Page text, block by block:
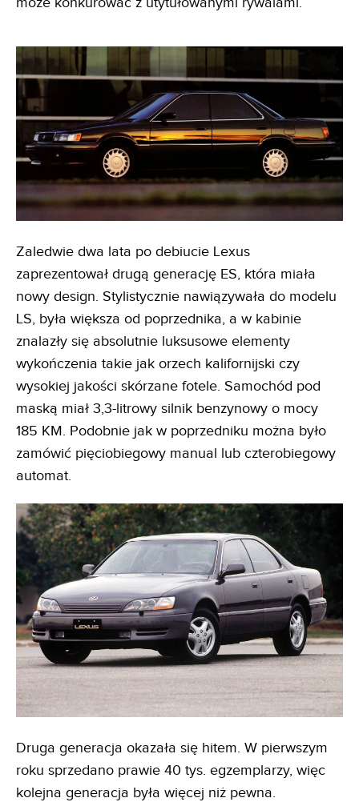
Zaledwie dwa lata po debiucie Lexus
zaprezentował drugą generację ES, która miała
nowy design. Stylistycznie nawiązywała do modelu
LS, była większa od poprzednika, a w kabinie
znalazły się absolutnie luksusowe elementy
wykończenia takie jak orzech kalifornijski czy
wysokiej jakości skórzane fotele. Samochód pod
maską miał 3,3-litrowy silnik benzynowy o mocy
185 KM. Podobnie jak w poprzedniku można było
zamówić pięciobiegowy manual lub czterobiegowy
automat.
Druga generacja okazała się hitem. W pierwszym
roku sprzedano prawie 40 tys. egzemplarzy, więc
kolejna generacja była więcej niż pewna.